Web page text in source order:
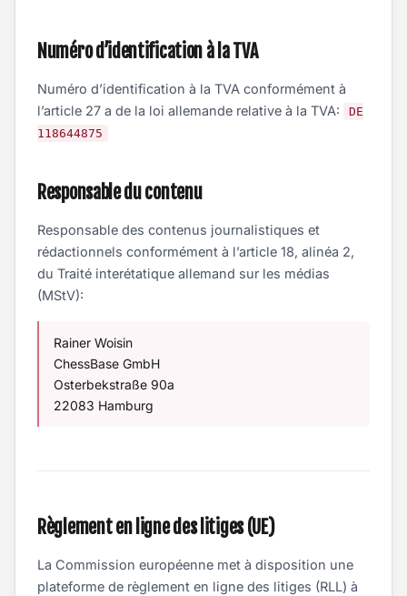
Numéro d’identification à la TVA
Numéro d’identification à la TVA conformément à
l’article 27 a de la loi allemande relative à la TVA:
DE
118644875
Responsable du contenu
Responsable des contenus journalistiques et
rédactionnels conformément à l’article 18, alinéa 2,
du Traité interétatique allemand sur les médias
(MStV):
Rainer Woisin
ChessBase GmbH
Osterbekstraße 90a
22083 Hamburg
Règlement en ligne des litiges (UE)
La Commission européenne met à disposition une
plateforme de règlement en ligne des litiges (RLL) à